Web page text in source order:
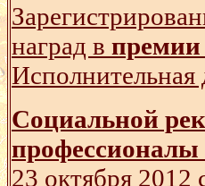
наград в
Социальной
профессионалы
23 октября 2012